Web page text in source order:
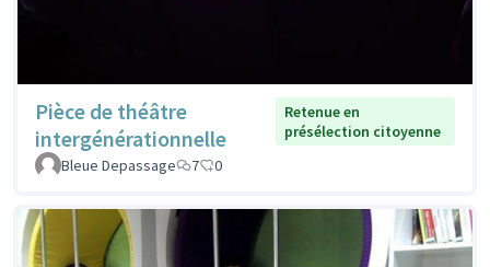
Pièce de théâtre
intergénérationnelle
Retenue en
présélection citoyenne
Bleue Depassage
7 0